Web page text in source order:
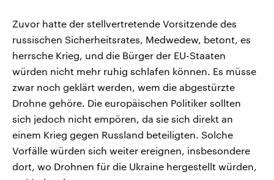
Zuvor hatte der stellvertretende Vorsitzende des
russischen Sicherheitsrates, Medwedew, betont, es
herrsche Krieg, und die Bürger der EU-Staaten
würden nicht mehr ruhig schlafen können. Es müsse
zwar noch geklärt werden, wem die abgestürzte
Drohne gehöre. Die europäischen Politiker sollten
sich jedoch nicht empören, da sie sich direkt ‌an
einem Krieg gegen Russland beteiligten. Solche
Vorfälle würden sich weiter ereignen, insbesondere
⁠dort, wo Drohnen für die Ukraine hergestellt würden,